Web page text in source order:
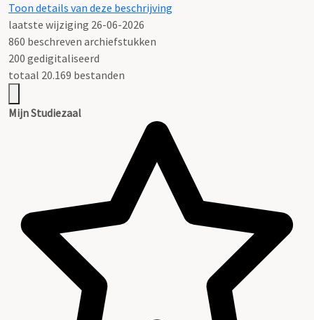
Toon details van deze beschrijving
laatste wijziging 26-06-2026
860 beschreven archiefstukken
200 gedigitaliseerd
totaal 20.169 bestanden
Mijn Studiezaal